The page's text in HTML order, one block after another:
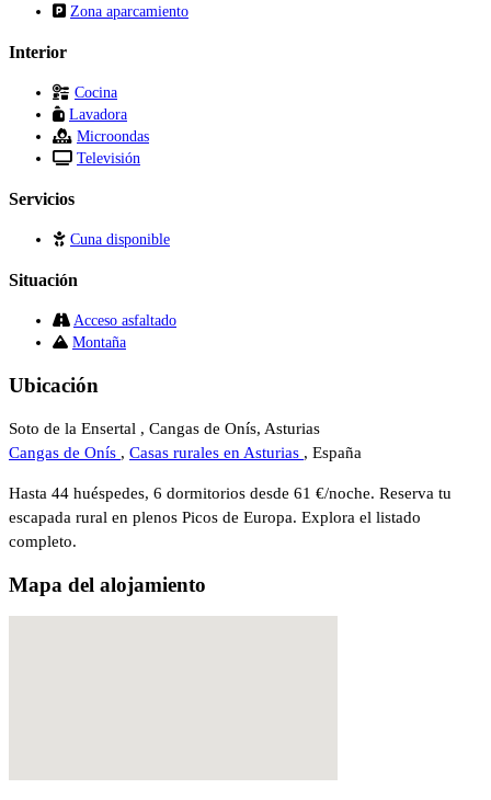
Zona aparcamiento
Interior
Cocina
Lavadora
Microondas
Televisión
Servicios
Cuna disponible
Situación
Acceso asfaltado
Montaña
Ubicación
Soto de la Ensertal , Cangas de Onís, Asturias
Cangas de Onís , Casas rurales en Asturias , España
Hasta 44 huéspedes, 6 dormitorios desde 61 €/noche. Reserva tu
escapada rural en plenos Picos de Europa. Explora el listado
completo.
Mapa del alojamiento